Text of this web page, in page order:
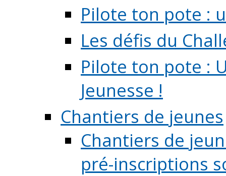
Pilote ton pote :
Les défis du
Pilote ton pote :
Jeunesse !
Chantiers de jeunes
Chantiers de
pré-inscriptions